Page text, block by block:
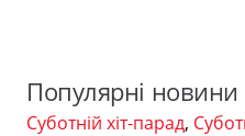
Популярні новини
Суботній хіт-парад,